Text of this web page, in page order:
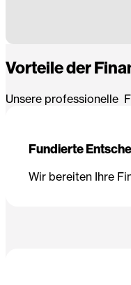
Vorteile der
Unsere professionelle
Fundierte
Wir bereiten Ihre